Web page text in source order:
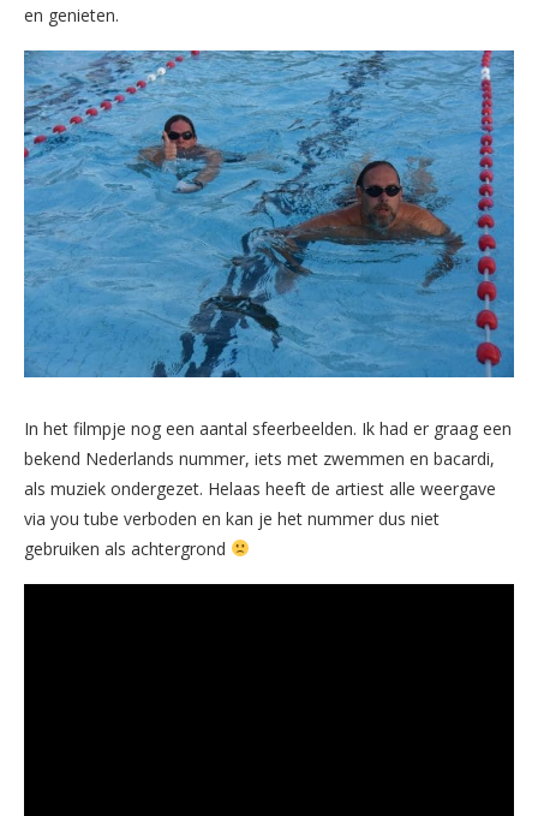
en genieten.
In het filmpje nog een aantal sfeerbeelden. Ik had er graag een
bekend Nederlands nummer, iets met zwemmen en bacardi,
als muziek ondergezet. Helaas heeft de artiest alle weergave
via you tube verboden en kan je het nummer dus niet
gebruiken als achtergrond